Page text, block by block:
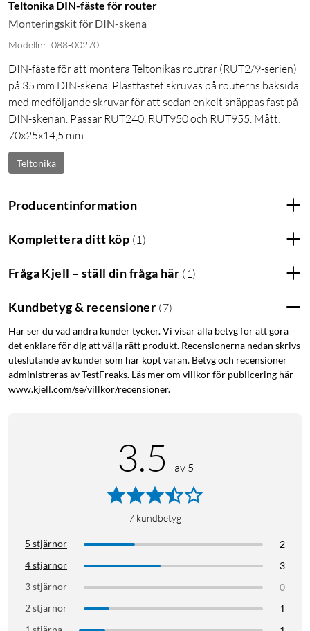
Teltonika DIN-fäste för router
Monteringskit för DIN-skena
Modellnr: 088-00270
DIN-fäste för att montera Teltonikas routrar (RUT2/9-serien)
på 35 mm DIN-skena. Plastfästet skruvas på routerns baksida
med medföljande skruvar för att sedan enkelt snäppas fast på
DIN-skenan. Passar RUT240, RUT950 och RUT955. Mått:
70x25x14,5 mm.
Teltonika
Producentinformation
Komplettera ditt köp (1 )
Fråga Kjell – ställ din fråga här ( 1 )
Kundbetyg & recensioner (7)
Här ser du vad andra kunder tycker. Vi visar alla betyg för att göra
det enklare för dig att välja rätt produkt. Recensionerna nedan skrivs
uteslutande av kunder som har köpt varan. Betyg och recensioner
administreras av TestFreaks. Läs mer om villkor för publicering här
www.kjell.com/se/villkor/recensioner.
3.5 av 5
7 kundbetyg
5 stjärnor
2
4 stjärnor
3
3 stjärnor
0
2 stjärnor
1